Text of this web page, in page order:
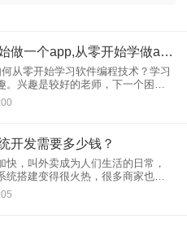
如何从零开始做一个app,从零开始学做app需要多久
从零开始学习软件编程技术？学习
。兴趣是较好的老师，下一个困难
只要有毅力，学好编程并不难，即
有经验，没有概念，也能学好。发
开发需要多少钱？
快，叫外卖成为人们生活的日常，
统搭建变得很火热，很多商家也想
外卖网站系统，那外卖网站系统开